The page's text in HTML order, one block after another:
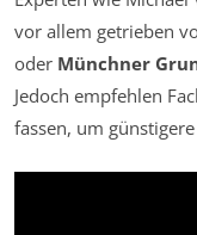
vor allem getrieben
oder Münchner
Jedoch empfehlen
fassen, um